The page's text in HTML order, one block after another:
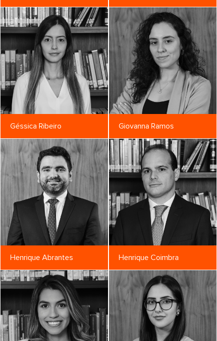
Géssica Ribeiro Giovanna Ramos
Henrique Abrantes Henrique Coimbra